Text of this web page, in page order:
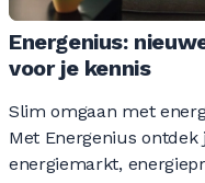
Energenius:
voor je kennis
Slim omgaan met
Met Energenius
energiemarkt,